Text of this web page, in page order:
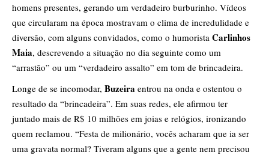
homens presentes, gerando um verdadeiro burburinho. Vídeos
que circularam na época mostravam o clima de incredulidade e
diversão, com alguns convidados, como o humorista Carlinhos
Maia, descrevendo a situação no dia seguinte como um
“arrastão” ou um “verdadeiro assalto” em tom de brincadeira.
Longe de se incomodar, Buzeira entrou na onda e ostentou o
resultado da “brincadeira”. Em suas redes, ele afirmou ter
juntado mais de R$ 10 milhões em joias e relógios, ironizando
quem reclamou. “Festa de milionário, vocês acharam que ia ser
uma gravata normal? Tiveram alguns que a gente nem precisou